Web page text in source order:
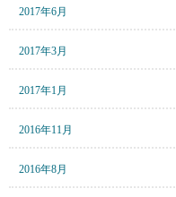
2017年6月
2017年3月
2017年1月
2016年11月
2016年8月